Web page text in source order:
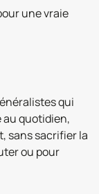
une vraie
qui
quotidien,
sans sacrifier la
ou pour